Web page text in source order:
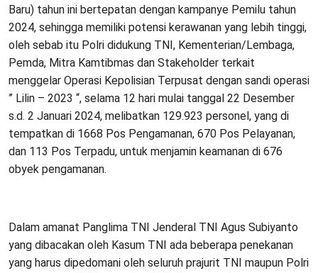
Baru) tahun ini bertepatan dengan kampanye Pemilu tahun
2024, sehingga memiliki potensi kerawanan yang lebih tinggi,
oleh sebab itu Polri didukung TNI, Kementerian/Lembaga,
Pemda, Mitra Kamtibmas dan Stakeholder terkait
menggelar Operasi Kepolisian Terpusat dengan sandi operasi
” Lilin – 2023 “, selama 12 hari mulai tanggal 22 Desember
s.d. 2 Januari 2024, melibatkan 129.923 personel, yang di
tempatkan di 1668 Pos Pengamanan, 670 Pos Pelayanan,
dan 113 Pos Terpadu, untuk menjamin keamanan di 676
obyek pengamanan.
Dalam amanat Panglima TNI Jenderal TNI Agus Subiyanto
yang dibacakan oleh Kasum TNI ada beberapa penekanan
yang harus dipedomani oleh seluruh prajurit TNI maupun Polri